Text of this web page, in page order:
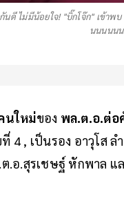
นดี ไม่มีน้อยใจ! "บิ๊กโจ๊ก" เข้า
นนนนน
นใหม่ของ พล.ต.อ.ต่อ
4 , เป็นรอง อาวุโส
.อ.สุรเชษฐ์ หักพาล